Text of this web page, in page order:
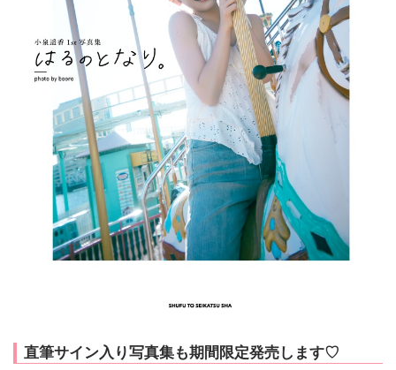
直筆サイン入り写真集も期間限定発売します♡